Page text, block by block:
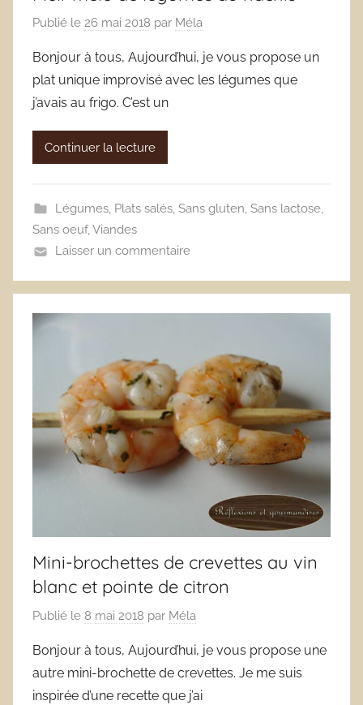
Publié le 26 mai 2018 par Méla
Bonjour à tous, Aujourd’hui, je vous propose un
plat unique improvisé avec les légumes que
j’avais au frigo. C’est un
Continuer la lecture
Légumes, Plats salés, Sans gluten, Sans lactose,
Sans oeuf,Viandes
Laisser un commentaire
Mini-brochettes de crevettes au vin
blanc et pointe de citron
Publié le 8 mai 2018 par Méla
Bonjour à tous, Aujourd’hui, je vous propose une
autre mini-brochette de crevettes. Je me suis
inspirée d’une recette que j’ai